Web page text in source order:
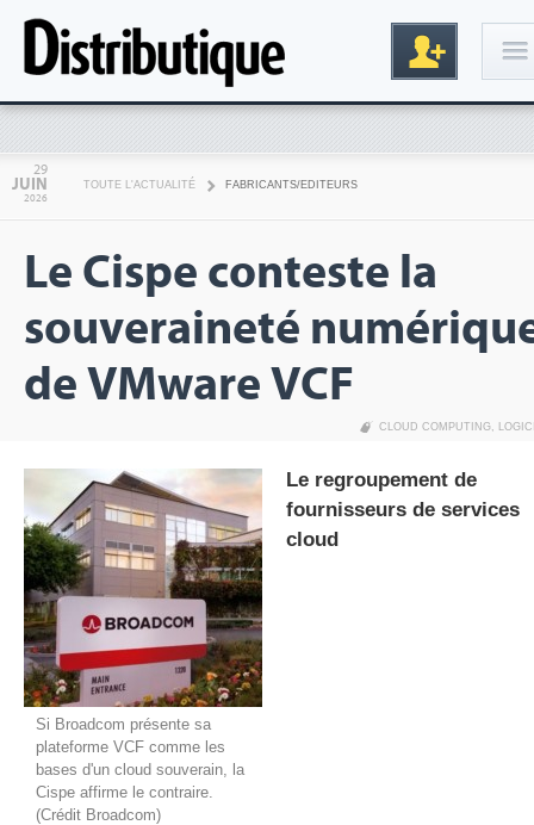
29
JUIN
2026
TOUTE L'ACTUALITÉ FABRICANTS/EDITEURS
Le Cispe conteste la
souveraineté
de VMware VCF
CLOUD COMPUTING,
Si Broadcom présente sa
plateforme VCF comme les
bases d'un cloud souverain, la
Cispe affirme le contraire.
(Crédit Broadcom)
Le regroupement de
fournisseurs de services
cloud